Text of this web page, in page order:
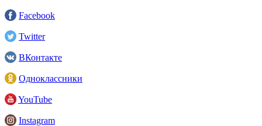
Facebook
Twitter
ВКонтакте
Одноклассники
YouTube
Instagram